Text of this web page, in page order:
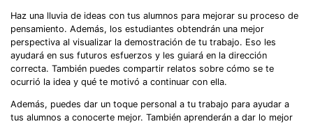
Haz una lluvia de ideas con tus alumnos para mejorar su proceso de
pensamiento. Además, los estudiantes obtendrán una mejor
perspectiva al visualizar la demostración de tu trabajo. Eso les
ayudará en sus futuros esfuerzos y les guiará en la dirección
correcta. También puedes compartir relatos sobre cómo se te
ocurrió la idea y qué te motivó a continuar con ella.
Además, puedes dar un toque personal a tu trabajo para ayudar a
tus alumnos a conocerte mejor. También aprenderán a dar lo mejor